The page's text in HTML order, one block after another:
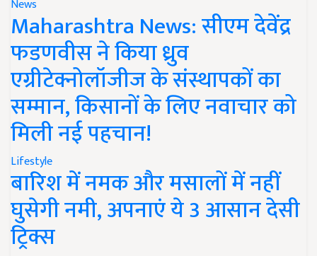
News
Maharashtra News: सीएम देवेंद्र
फडणवीस ने किया ध्रुव
एग्रीटेक्नोलॉजीज के संस्थापकों का
सम्मान, किसानों के लिए नवाचार को
मिली नई पहचान!
Lifestyle
बारिश में नमक और मसालों में नहीं
घुसेगी नमी, अपनाएं ये 3 आसान देसी
ट्रिक्स